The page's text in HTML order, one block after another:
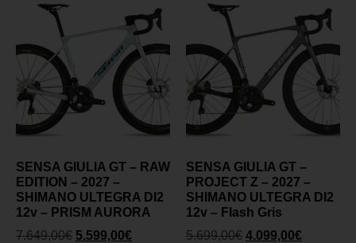
SENSA GIULIA GT – RAW
EDITION – 2027 –
SHIMANO ULTEGRA DI2
12v – PRISM AURORA
7.649,00€ 5.599,00€
SENSA GIULIA GT –
PROJECT Z – 2027 –
SHIMANO ULTEGRA DI2
12v – Flash Gris
5.699,00€ 4.099,00€